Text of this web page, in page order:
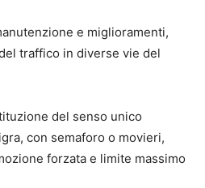
e miglioramenti,
traffico in diverse vie del
del senso unico
con semaforo o movieri,
forzata e limite massimo